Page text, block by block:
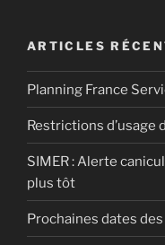
ARTICLES
Planning France
Restrictions d’usage
SIMER : Alerte
plus tôt
Prochaines dates